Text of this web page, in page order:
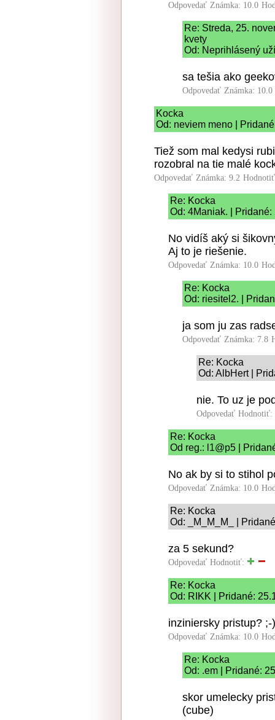
Odpovedať Známka: 10.0
Re: Streda, 25.
kvety
Od: Neprihlásený
sa tešia ako
Odpovedať Známka: 10.0
Kocka
Od: neviem meno |
Tiež som mal kedysi
rozobral na tie malé
Odpovedať Známka: 9.2
Re: Kocka
Od: 4Maniak. |
No vidíš aký si
Aj to je riešenie.
Odpovedať Známka: 10.0
Re: Kocka
Od: riesitel2. |
ja som ju zas
Odpovedať Známka: 7.8
Re: Kocka
Od: AlbHert |
nie. To uz je
Odpovedať Hodnotiť:
Re: Kocka
Od reg.: l1@p5 |
No ak by si to stihol
Odpovedať Známka: 10.0
Re: Kocka
Od: _M_M_M_ |
za 5 sekund?
Odpovedať Hodnotiť:
Re: Kocka
Od: RIKK | Pridané:
inziniersky pristup? ;-)
Odpovedať Známka: 10.0
Re: Kocka
Od: .em | Pridané:
skor umelecky
(cube)